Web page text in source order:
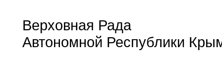
Верховная Рада
Автономной Республики